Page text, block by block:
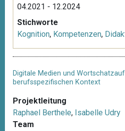
04.2021 - 12.2024
Stichworte
Kognition, Kompetenzen,
Digitale Medien und
berufsspezifischen Kontext
Projektleitung
Raphael Berthele, Isabelle Udry
Team